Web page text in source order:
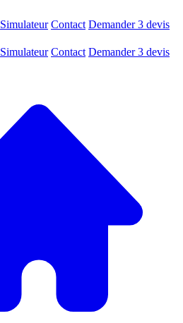
Simulateur Contact Demander 3 devis
Simulateur Contact Demander 3 devis